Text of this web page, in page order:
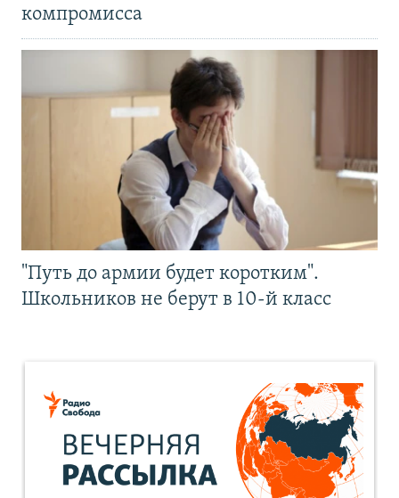
компромисса
"Путь до армии будет коротким".
Школьников не берут в 10-й класс